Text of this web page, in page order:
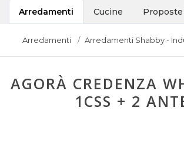
Arredamenti Cucine
Arredamenti Arredamenti Shabby -
AGORÀ CREDENZA
1CSS + 2